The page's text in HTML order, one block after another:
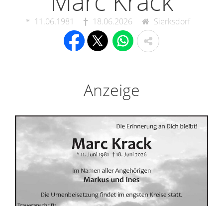
11.06.1981 18.06.2026 Sierksdorf
Anzeige